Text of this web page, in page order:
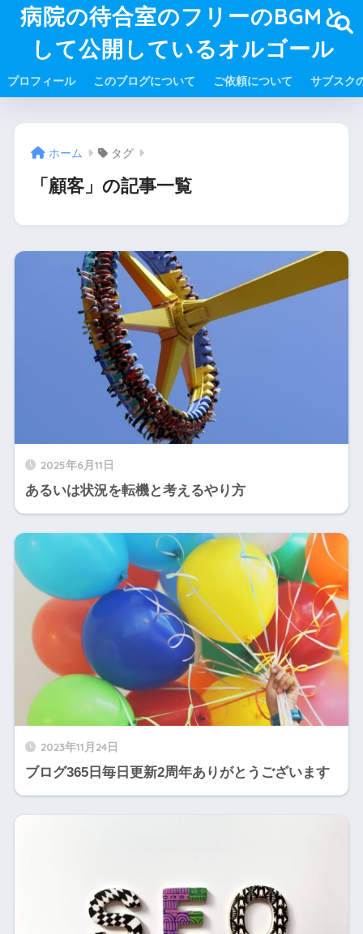
病院の待合室のフリーのBGMと
して公開しているオルゴール
プロフィール このブログについて ご依頼について サブスク
ホーム タグ
「顧客」の記事一覧
2025年6月11日
あるいは状況を転機と考えるやり方
2023年11月24日
ブログ365日毎日更新2周年ありがとうございます